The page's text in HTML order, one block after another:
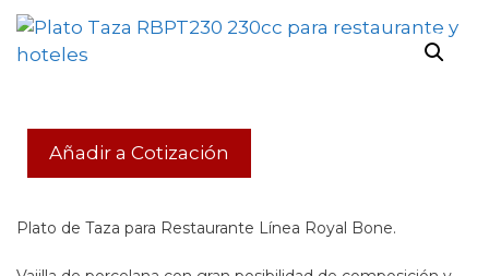
Añadir a Cotización
Plato de Taza para Restaurante Línea Royal Bone.